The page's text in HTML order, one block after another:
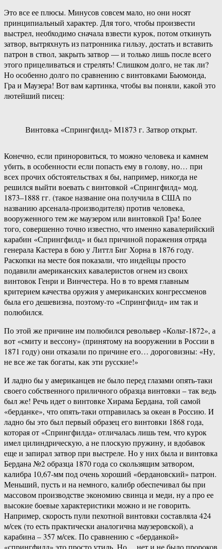
Это все ее плюсы. Минусов совсем мало, но они носят
принципиальный характер. Для того, чтобы произвести
выстрел, необходимо сначала взвести курок, потом откинуть
затвор, вытряхнуть из патронника гильзу, достать и вставить
патрон в ствол, закрыть затвор — и только лишь после всего
этого прицеливаться и стрелять! Слишком долго, не так ли?
Но особенно долго по сравнению с винтовками Бьюмонда,
Гра и Маузера! Вот вам картинка, чтобы вы поняли, какой это
лютейший писец:
Винтовка «Спрингфилд» М1873 г. Затвор открыт.
Конечно, если приноровиться, то можно человека и камнем
убить, в особенности если попасть ему в голову, но… при
всех прочих обстоятельствах я бы, например, никогда не
решился выйти воевать с винтовкой «Спрингфилд» мод.
1873–1888 гг. (такое название она получила в США по
названию арсенала-производителя) против человека,
вооруженного тем же маузером или винтовкой Гра! Более
того, совершенно точно известно, что именно кавалерийский
карабин «Спрингфилд» и был причиной поражения отряда
генерала Кастера в бою у Литтл Биг Хорна в 1876 году.
Раскопки на месте боя показали, что индейцы просто
подавили американских кавалеристов огнем из своих
винтовок Генри и Винчестера. Но в то время главным
критерием качества оружия у американских конгрессменов
была его дешевизна, поэтому-то «Спрингфилд» им так и
полюбился.
По этой же причине им полюбился револьвер «Кольт-1872», а
вот «смиту и вессону» (принятому на вооружении в России в
1871 году) они отказали по причине его… дороговизны: «Ну,
не все же так богаты, как эти русские!»
И ладно бы у американцев не было перед глазами опять-таки
своего собственного приличного образца винтовки – так ведь
был же! Речь идет о винтовке Хирама Бердана, той самой
«берданке», что опять-таки отправилась за океан в Россию. И
ладно бы это был первый образец его винтовки 1868 года,
которая от «Спрингфилда» отличалась лишь тем, что курок
имел цилиндрическую, а не плоскую пружину, и вдобавок
еще и запирал затвор при выстреле. Но у них была и винтовка
Бердана №2 образца 1870 года со скользящим затвором,
калибра 10,67-мм под очень хороший «бердановский» патрон.
Меньший, пусть и на немного, калибр обеспечивал бы при
массовом производстве экономию свинца и меди, ну а про ее
высокие боевые характеристики можно и не говорить.
Например, скорость пули пехотной винтовки составляла 424
м/сек (то есть практически аналогична маузеровской), а
карабина – 357 м/сек. По сравнению с «берданкой»